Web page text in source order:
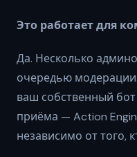
Это работает для
Да. Несколько
очередью
ваш собственный
приёма — Action
независимо от того,